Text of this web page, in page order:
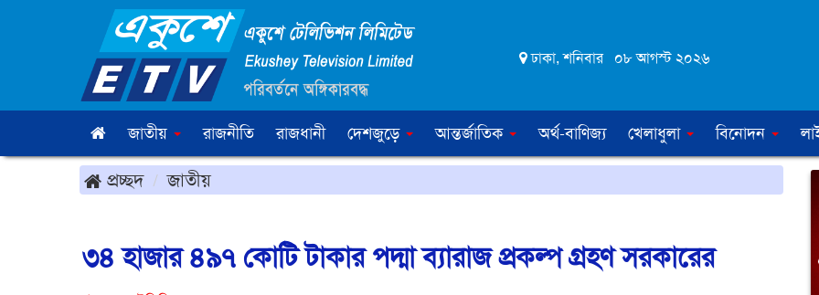
ঢাকা, শনিবার ০৮ আগস্ট ২০২৬
জাতীয় রাজনীতি রাজধানী দেশজুড়ে আন্তর্জাতিক অর্থ-বাণিজ্য খেলাধুলা বিনোদন
প্রচ্ছদ জাতীয়
৩৪ হাজার ৪৯৭ কোটি টাকার পদ্মা ব্যারাজ প্রকল্প গ্রহণ সরকারের